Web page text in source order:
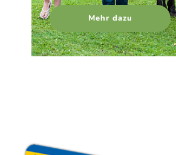
Mehr dazu